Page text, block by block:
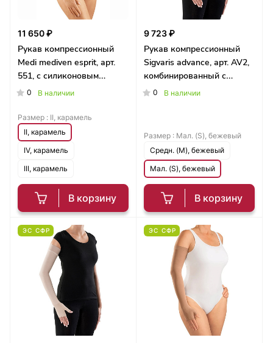
11 650 ₽
Рукав компрессионный
Medi mediven esprit, арт.
551, с силиконовым
фиксатором, стандартный,
0 В наличии
В корзину
Размер : II, карамель
II, карамель
IV, карамель
III, карамель
9 723 ₽
Рукав компрессионный
Sigvaris advance, арт. AV2,
комбинированный с
силиконовым фиксатором,
0 В наличии
В корзину
Размер : Мал. (S), бежевый
Средн. (M), бежевый
Мал. (S), бежевый
ЭС СФР ЭС СФР